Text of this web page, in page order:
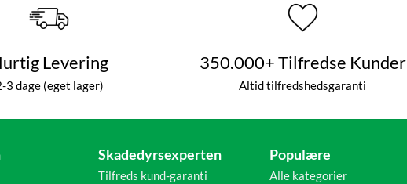
Levering
3 dage (eget lager)
350.000+ Tilfredse Kunder
Altid tilfredshedsgaranti
Skadedyrsexperten
Tilfreds kund-garanti
Populære
Alle kategorier